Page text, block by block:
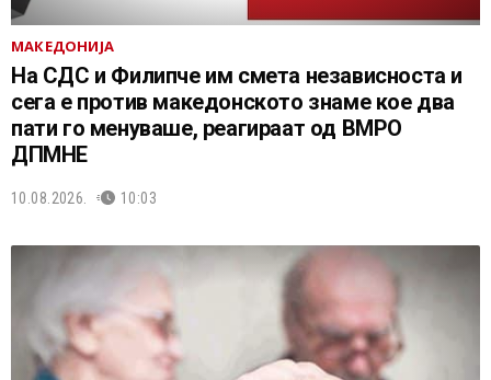
МАКЕДОНИЈА
На СДС и Филипче им смета независноста и
сега е против македонското знаме кое два
пати го менуваше, реагираат од ВМРО
ДПМНЕ
10.08.2026. 10:03